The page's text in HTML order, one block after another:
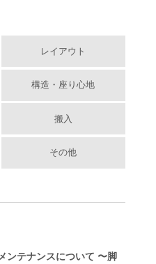
レイアウト
構造・座り心地
搬入
その他
ンテナンスについて 〜脚